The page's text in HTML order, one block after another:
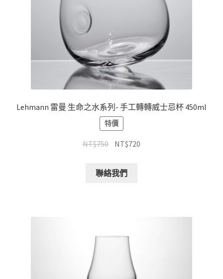
Lehmann 雷曼 生命之水系列- 手工轉轉威士忌杯 450ml
特價
NT$750 NT$720
聯絡我們